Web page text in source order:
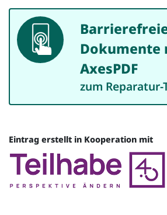
App
Dokumente
AxesPDF
zum Reparatur-
Quelle
Eintrag erstellt in Kooperation mit